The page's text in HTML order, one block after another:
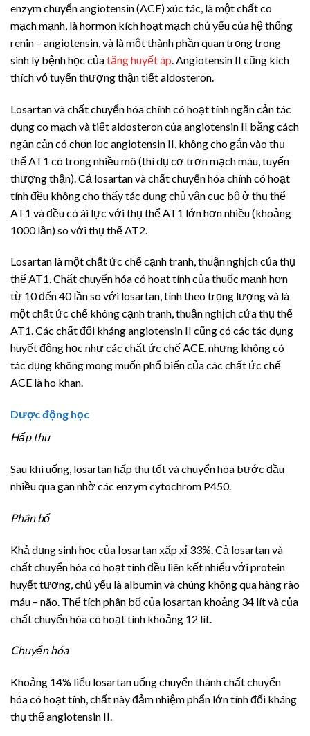
enzym chuyển angiotensin (ACE) xúc tác, là một chất co
mạch mạnh, là hormon kích hoạt mạch chủ yếu của hệ thống
renin – angiotensin, và là một thành phần quan trọng trong
sinh lý bệnh học củatăng huyết áp. Angiotensin II cũng kích
thích vỏ tuyến thượng thận tiết aldosteron.
Losartan và chất chuyển hóa chính có hoạt tính ngăn cản tác
dụng co mạch và tiết aldosteron của angiotensin II bằng cách
ngăn cản có chọn lọc angiotensin II, không cho gắn vào thụ
thể AT1 có trong nhiều mô (thí dụ cơ trơn mạch máu, tuyến
thượng thận). Cả losartan và chất chuyển hóa chính có hoạt
tính đều không cho thấy tác dụng chủ vận cục bộ ở thụ thể
AT1 và đều có ái lực với thụ thể AT1 lớn hơn nhiều (khoảng
1000 lần) so với thụ thể AT2.
Losartan là một chất ức chế cạnh tranh, thuận nghịch của thụ
thể AT1. Chất chuyển hóa có hoạt tính của thuốc mạnh hơn
từ 10 đến 40 lần so với losartan, tính theo trọng lượng và là
một chất ức chế không cạnh tranh, thuận nghịch cửa thụ thể
AT1. Các chất đối kháng angiotensin II cũng có các tác dụng
huyết động học như các chất ức chế ACE, nhưng không có
tác dụng không mong muốn phổ biến của các chất ức chế
ACE là ho khan.
Dược động học
Hấp thu
Sau khi uống, losartan hấp thu tốt và chuyển hóa bước đầu
nhiều qua gan nhờ các enzym cytochrom P450.
Phân bố
Khả dụng sinh học của Iosartan xấp xỉ 33%. Cả losartan và
chất chuyển hóa có hoạt tính đều liên kết nhiểu với protein
huyết tương, chủ yếu là albumin và chúng không qua hàng rào
máu – não. Thể tích phân bố của losartan khoảng 34 lít và của
chất chuyển hóa có hoạt tính khoảng 12 lít.
Chuyển hóa
Khoảng 14% liểu losartan uống chuyển thành chất chuyển
hóa có hoạt tính, chất này đảm nhiệm phẩn lớn tính đối kháng
thụ thể angiotensin II.